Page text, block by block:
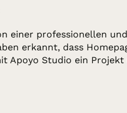
einer professionellen
erkannt, dass
Apoyo Studio ein